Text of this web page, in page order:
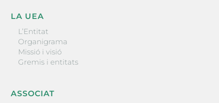
LA UEA
L’Entitat
Organigrama
Missió i visió
Gremis i entitats
ASSOCIAT